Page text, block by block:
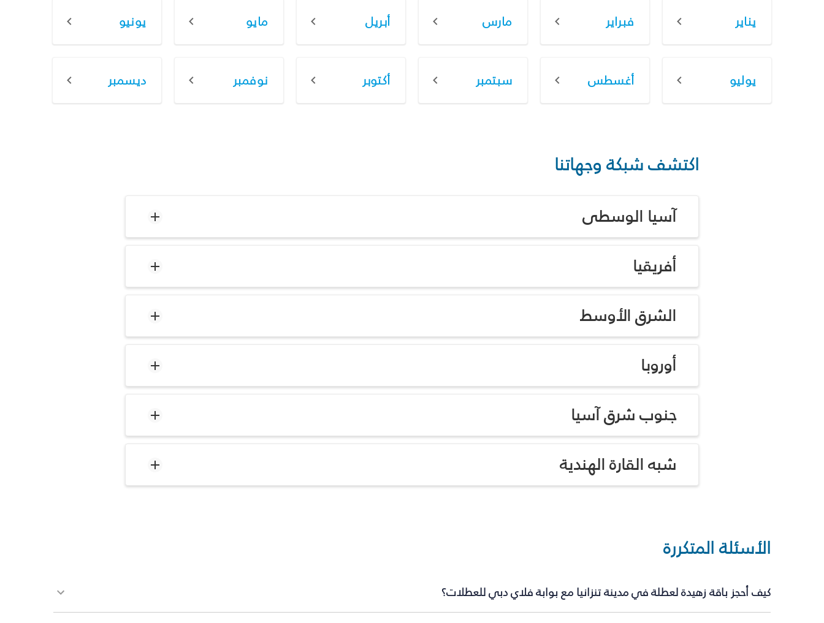
يناير فبراير مارس أبريل مايو يونيو
يوليو أغسطس سبتمبر أكتوبر نوفمبر ديسمبر
اكتشف شبكة وجهاتنا
آسيا الوسطى
أفريقيا
الشرق الأوسط
أوروبا
جنوب شرق آسيا
شبه القارة الهندية
الأسئلة المتكررة
كيف أحجز باقة زهيدة لعطلة في مدينة تنزانيا مع بوابة فلاي دبي للعطلات؟